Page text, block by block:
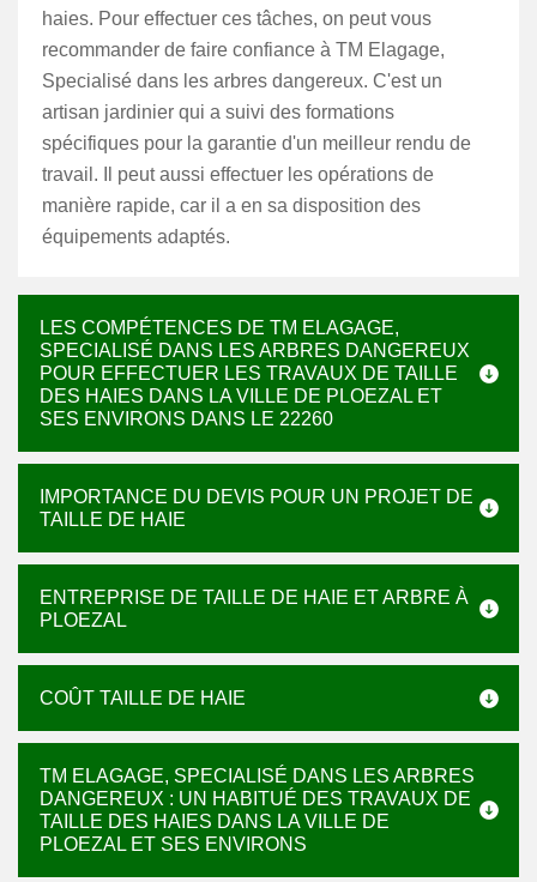
haies. Pour effectuer ces tâches, on peut vous
recommander de faire confiance à TM Elagage,
Specialisé dans les arbres dangereux. C'est un
artisan jardinier qui a suivi des formations
spécifiques pour la garantie d'un meilleur rendu de
travail. Il peut aussi effectuer les opérations de
manière rapide, car il a en sa disposition des
équipements adaptés.
LES COMPÉTENCES DE TM ELAGAGE,
SPECIALISÉ DANS LES ARBRES DANGEREUX
POUR EFFECTUER LES TRAVAUX DE TAILLE
DES HAIES DANS LA VILLE DE PLOEZAL ET
SES ENVIRONS DANS LE 22260
IMPORTANCE DU DEVIS POUR UN PROJET DE
TAILLE DE HAIE
ENTREPRISE DE TAILLE DE HAIE ET ARBRE À
PLOEZAL
COÛT TAILLE DE HAIE
TM ELAGAGE, SPECIALISÉ DANS LES ARBRES
DANGEREUX : UN HABITUÉ DES TRAVAUX DE
TAILLE DES HAIES DANS LA VILLE DE
PLOEZAL ET SES ENVIRONS